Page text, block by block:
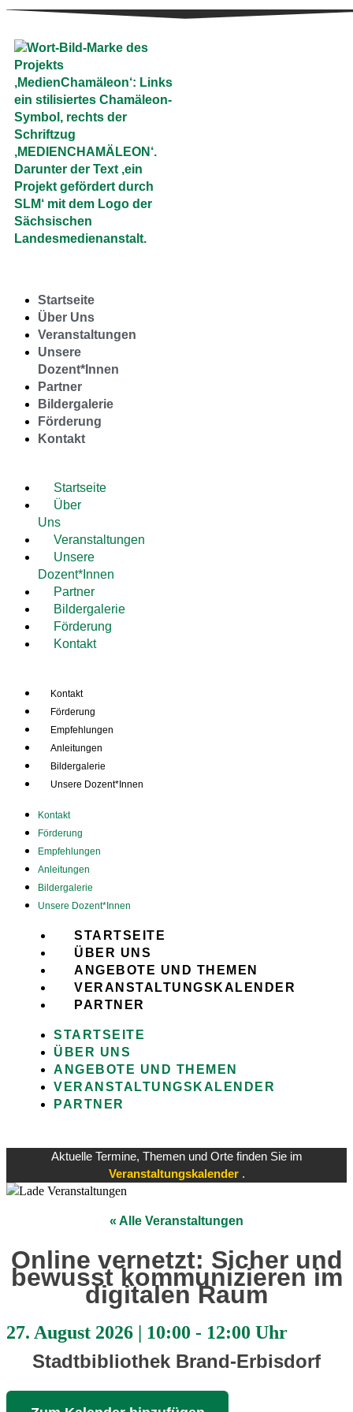
Startseite
Über Uns
Veranstaltungen
Unsere
Dozent*Innen
Partner
Bildergalerie
Förderung
Kontakt
Startseite
Über
Uns
Veranstaltungen
Unsere
Dozent*Innen
Partner
Bildergalerie
Förderung
Kontakt
Kontakt
Förderung
Empfehlungen
Anleitungen
Bildergalerie
Unsere Dozent*Innen
Kontakt
Förderung
Empfehlungen
Anleitungen
Bildergalerie
Unsere Dozent*Innen
STARTSEITE
ÜBER UNS
ANGEBOTE UND THEMEN
VERANSTALTUNGSKALENDER
PARTNER
STARTSEITE
ÜBER UNS
ANGEBOTE UND THEMEN
VERANSTALTUNGSKALENDER
PARTNER
Aktuelle Termine, Themen und Orte finden Sie im
Veranstaltungskalender .
« Alle Veranstaltungen
Online vernetzt: Sicher und
bewusst kommunizieren im
digitalen Raum
27. August 2026 10:00 - 12:00 Uhr
Stadtbibliothek Brand-Erbisdorf